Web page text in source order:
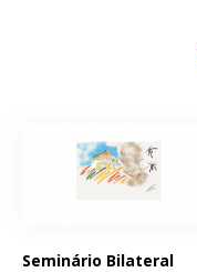
Seminário Bilateral
Páginas